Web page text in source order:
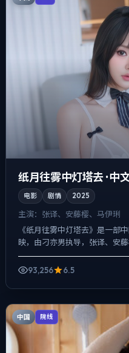
纸月往雾中灯塔去 · 中
电影 剧情 2025
主演： 张译、安藤樱、马伊琍
《纸月往雾中灯塔去》是一部
映，由刁亦男执导，张译、安
准普通人的抉择瞬间，人物在
93,256
6.5
中国 院线